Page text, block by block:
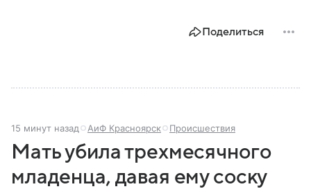
Поделиться
15 минут назад АиФ Красноярск Происшествия
Мать убила трехмесячного
младенца, давая ему соску